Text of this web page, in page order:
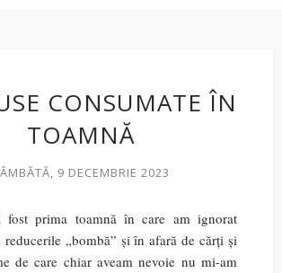
CONSUMATE ÎN
TOAMNĂ
9 DECEMBRIE 2023
fost prima toamnă în care am ignorat
reducerile „bombă” și în afară de cărți și
de care chiar aveam nevoie nu mi-am